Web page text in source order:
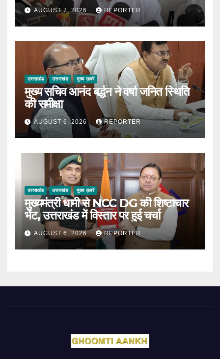
AUGUST 7, 2026 REPORTER
उत्तराखंड उत्तराखंड मुख्य ख़बरें
मुख्य सचिव आनंद बर्द्धन ने वर्षा जनित स्थिति
की समीक्षा
AUGUST 6, 2026 REPORTER
उत्तराखंड उत्तराखंड मुख्य ख़बरें
मुख्यमंत्री धामी से NCC DG की शिष्टाचार
भेंट, उत्तराखंड में विस्तार पर हुई चर्चा
AUGUST 6, 2026 REPORTER